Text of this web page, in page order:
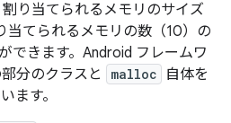
り当てられるメモリのサイズ
当てられるメモリの数（10）の
できます。Android フレームワ
分のクラスと
malloc
自体を
ます。